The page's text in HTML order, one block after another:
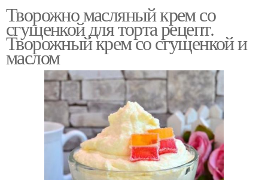
Творожно масляный крем со
сгущенкой для торта рецепт.
Творожный крем со сгущенкой и
маслом